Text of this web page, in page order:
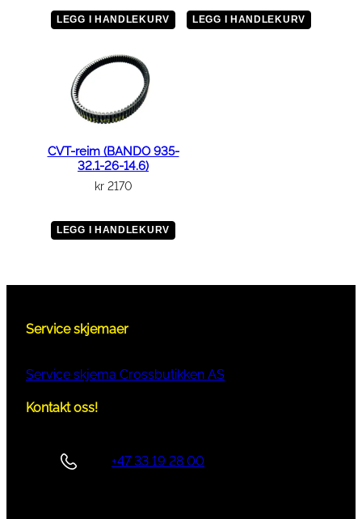
LEGG I HANDLEKURV LEGG I HANDLEKURV
CVT-reim (BANDO 935-
32.1-26-14.6)
kr2170
LEGG I HANDLEKURV
Service skjemaer
Service skjema Crossbutikken AS
Kontakt oss!
+47 33 19 28 00